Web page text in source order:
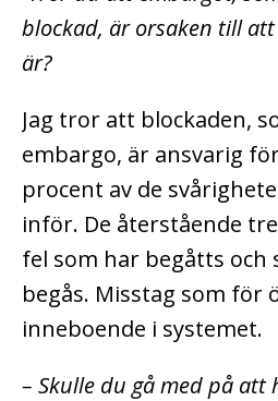
blockad, är orsaken till
är?
Jag tror att blockaden,
embargo, är ansvarig
procent av de
inför. De återstående
fel som har begåtts
begås. Misstag som för
inneboende i systemet.
– Skulle du gå med på att